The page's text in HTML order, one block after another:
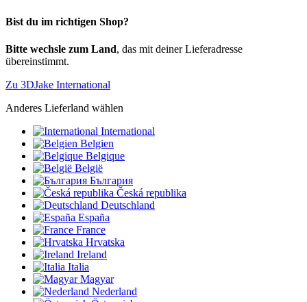
Bist du im richtigen Shop?
Bitte wechsle zum Land, das mit deiner Lieferadresse
übereinstimmt.
Zu 3DJake International
Anderes Lieferland wählen
International
Belgien
Belgique
België
България
Česká republika
Deutschland
España
France
Hrvatska
Ireland
Italia
Magyar
Nederland